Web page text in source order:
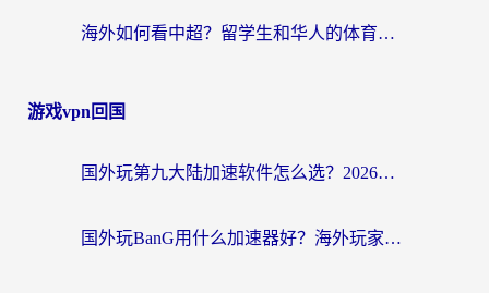
海外如何看中超？留学生和华人的体育赛事观看终极指南（附欧洲杯奥运会观看技巧）
游戏vpn回国
国外玩第九大陆加速软件怎么选？2026终极指南帮你告别延迟卡顿
国外玩BanG用什么加速器好？海外玩家亲测的国服游戏加速终极方案